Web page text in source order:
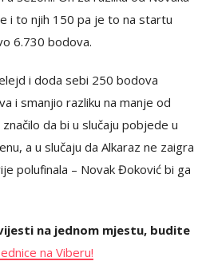
i to njih 150 pa je to na startu
6.730 bodova.
i doda sebi 250 bodova
i smanjio razliku na manje od
da bi u slučaju pobjede u
a u slučaju da Alkaraz ne zaigra
polufinala – Novak Đoković bi ga
na jednom mjestu, budite
na Viberu!